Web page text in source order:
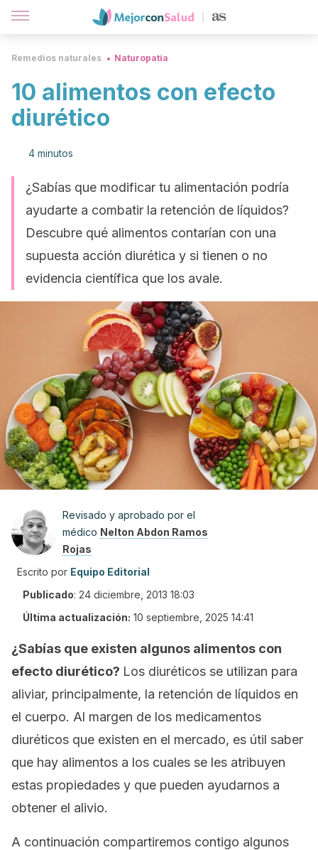
Remedios naturales Naturopatía
10 alimentos con efecto
diurético
4 minutos
¿Sabías que modificar tu alimentación podría
ayudarte a combatir la retención de líquidos?
Descubre qué alimentos contarían con una
supuesta acción diurética y si tienen o no
evidencia científica que los avale.
Revisado y aprobado por el
médico Nelton Abdon Ramos
Rojas
Escrito por Equipo Editorial
Publicado: 24 diciembre, 2013 18:03
Última actualización: 10 septiembre, 2025 14:41
¿Sabías que existen algunos alimentos con
efecto diurético? Los diuréticos se utilizan para
aliviar, principalmente, la retención de líquidos en
el cuerpo. Al margen de los medicamentos
diuréticos que existen en el mercado, es útil saber
que hay alimentos a los cuales se les atribuyen
estas propiedades y que pueden ayudarnos a
obtener el alivio.
A continuación compartiremos contigo algunos